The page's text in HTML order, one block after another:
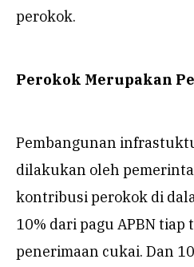
perokok.
Perokok Merupakan
Pembangunan
dilakukan oleh
kontribusi perokok di
10% dari pagu APBN
penerimaan cukai. Dan